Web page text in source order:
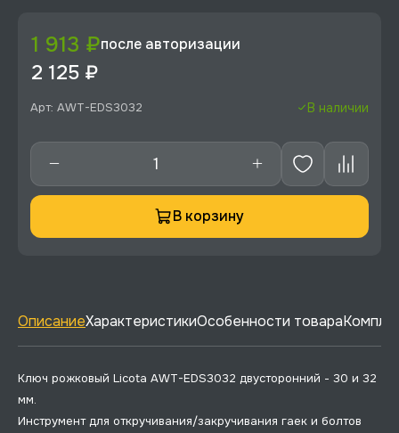
1 913 ₽после авторизации
2 125 ₽
Арт: AWT-EDS3032 В наличии
В корзину
ОписаниеХарактеристикиОсобенности товара
Ключ рожковый Licota AWT-EDS3032 двусторонний - 30 и 32
мм.
Инструмент для откручивания/закручивания гаек и болтов